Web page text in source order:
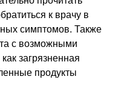
к врачу в
симптомов. Также
с возможными
загрязненная
продукты